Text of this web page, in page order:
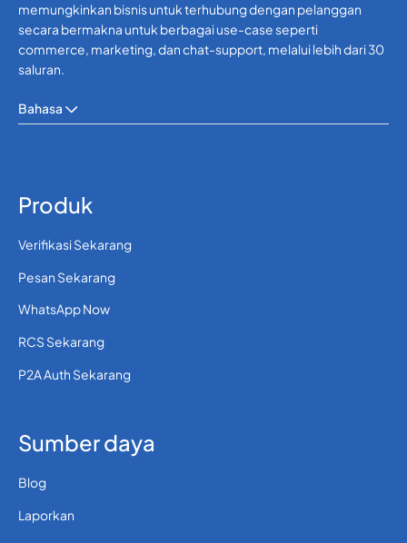
EKYC
DEVELOPERS
LAINNYA
WHATSAPP
VERIFIKASI SMS OTP
memungkinkan bisnis untuk terhubung dengan pelanggan
secara bermakna untuk berbagai use-case seperti
commerce, marketing, dan chat-support, melalui lebih dari 30
saluran.
Bahasa
Produk
Verifikasi Sekarang
Pesan Sekarang
WhatsApp Now
RCS Sekarang
P2A Auth Sekarang
Sumber daya
Blog
Laporkan